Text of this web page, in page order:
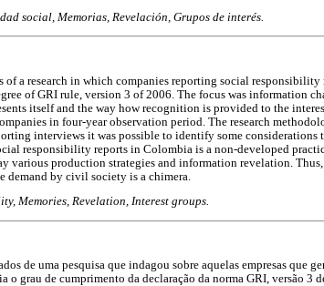
social, Memorias, Revelación, Grupos de interés.
of a research in which companies reporting social responsibility
of GRI rule, version 3 of 2006. The focus was information
itself and the way how recognition is provided to the
in four-year observation period. The research
interviews it was possible to identify some considerations
responsibility reports in Colombia is a non-developed
various production strategies and information revelation.
by civil society is a chimera.
Memories, Revelation, Interest groups.
de uma pesquisa que indagou sobre aquelas empresas que
o grau de cumprimento da declaração da norma GRI, versão 3